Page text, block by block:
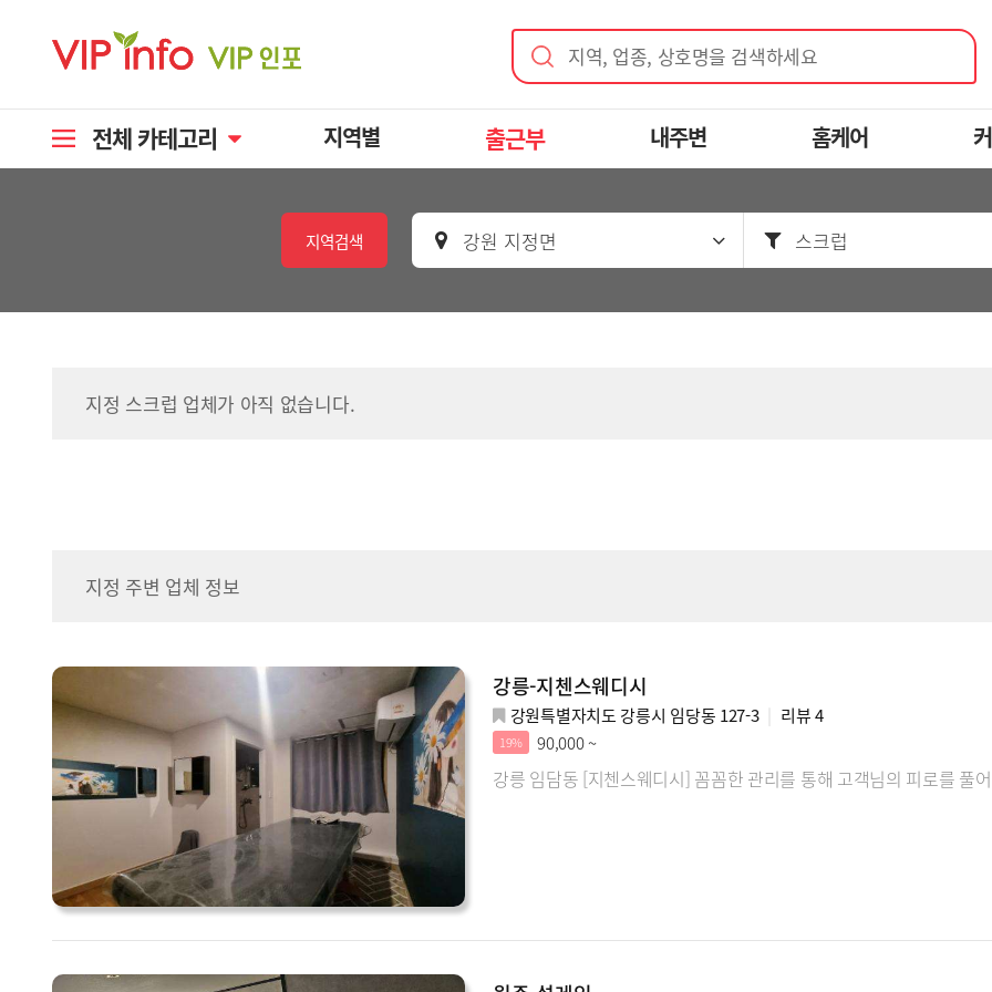
지역, 업종, 상호명을 검색하세요
전체 카테고리 지역별 출근부 내주변 홈케어
지역검색 강원 지정면 스크럽
지정 스크럽 업체가 아직 없습니다.
지정 주변 업체 정보
강릉-지첸스웨디시
강원특별자치도 강릉시 임당동 127-3 리뷰4
19% 90,000 ~
강릉 임담동 [지첸스웨디시] 꼼꼼한 관리를 통해 고객님의 피로를 풀